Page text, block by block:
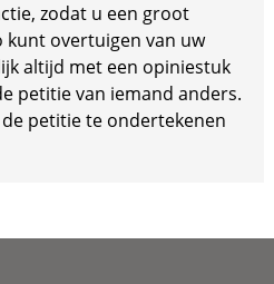
zodat u een groot
kunt overtuigen van uw
altijd met een opiniestuk
petitie van iemand anders.
petitie te ondertekenen